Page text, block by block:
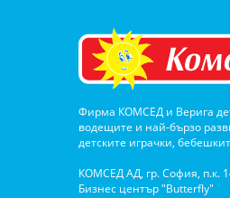
Фирма КОМСЕД и Верига
водещите и най-бързо
детските играчки,
КОМСЕД АД, гр. София, п.к.
Бизнес център "Butterfly"